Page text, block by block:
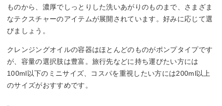
ものから、濃厚でしっとりした洗いあがりのものまで、さまざま
なテクスチャーのアイテムが展開されています。好みに応じて選
びましょう。
クレンジングオイルの容器はほとんどのものがポンプタイプです
が、容量の選択肢は豊富。旅行先などに持ち運びたい方には
100ml以下のミニサイズ、コスパを重視したい方には200ml以上
のサイズがおすすめです。